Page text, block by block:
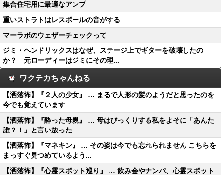
集合住宅用に最適なアンプ
重いストラトはレスポールの音がする
マーラボのウェザーチェックって
ジミ・ヘンドリックスはなぜ、ステージ上でギターを破壊したの
か？ 元ローディーはジミにその理...
ワクテカちゃんねる
【洒落怖】『２人の少女』 … まるで人形の髪のようだと思ったのを
今でも覚えています
【洒落怖】『酔った母親』 … 母はびっくりする私をよそに「あんた
誰？！」と言い放った
【洒落怖】『マネキン』 … その姿は今でも忘れられません こちらを
まっすぐ見つめているよう...
【洒落怖】『心霊スポット巡り』 … 飲み会やナンパ、心霊スポット